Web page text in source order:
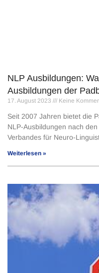
NLP Ausbildungen:
Ausbildungen der
17. August 2023 Keine
Seit 2007 Jahren bietet die
NLP-Ausbildungen nach
Verbandes für Neuro-
Weiterlesen »